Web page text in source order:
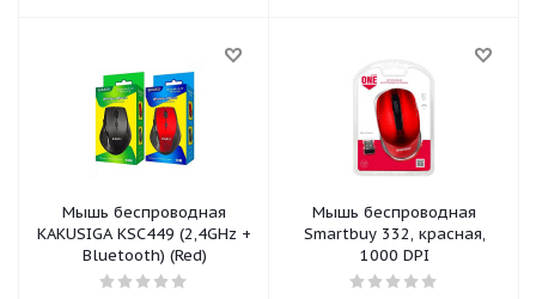
Мышь беспроводная
KAKUSIGA KSC449 (2,4GHz +
Bluetooth) (Red)
Мышь беспроводная
Smartbuy 332, красная,
1000 DPI